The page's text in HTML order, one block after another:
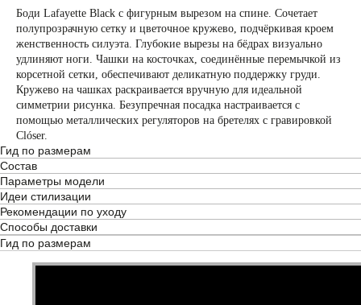
Боди Lafayette Black с фигурным вырезом на спине. Сочетает
полупрозрачную сетку и цветочное кружево, подчёркивая кроем
женственность силуэта. Глубокие вырезы на бёдрах визуально
удлиняют ноги. Чашки на косточках, соединённые перемычкой из
корсетной сетки, обеспечивают деликатную поддержку груди.
Кружево на чашках раскраивается вручную для идеальной
симметрии рисунка. Безупречная посадка настраивается с
помощью металлических регуляторов на бретелях с гравировкой
Clóser.
Гид по размерам
Состав
Параметры модели
Идеи стилизации
Рекомендации по уходу
Способы доставки
Гид по размерам